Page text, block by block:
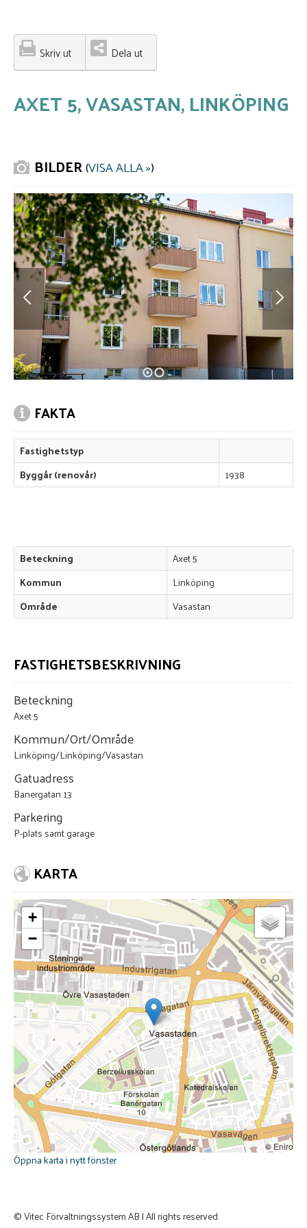
Skriv ut Dela ut
AXET 5, VASASTAN, LINKÖPING
BILDER(VISA ALLA »)
FAKTA
Fastighetstyp
Byggår (renovår)
1938
Beteckning
Axet 5
Kommun
Linköping
Område
Vasastan
FASTIGHETSBESKRIVNING
Beteckning
Axet 5
Kommun/Ort/Område
Linköping/Linköping/Vasastan
Gatuadress
Banergatan 13
Parkering
P-plats samt garage
KARTA
© Eniro
+
−
Öppna karta i nytt fönster
© Vitec Förvaltningssystem AB | All rights reserved.